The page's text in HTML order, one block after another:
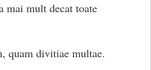
mai mult decat toate
quam divitiae multae.